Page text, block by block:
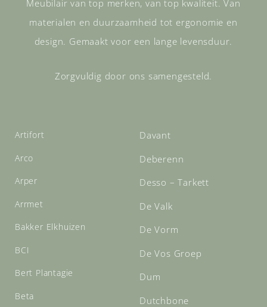
Meubilair van top merken, van top kwaliteit. Van
materialen en duurzaamheid tot ergonomie en
design. Gemaakt voor een lange levensduur.
Zorgvuldig door ons samengesteld.
Artifort
Arco
Arper
Arrmet
Bakker Elkhuizen
BCI
Bert Plantagie
Beta
Davant
Deberenn
Desso – Tarkett
De Valk
De Vorm
De Vos Groep
Dum
Dutchbone